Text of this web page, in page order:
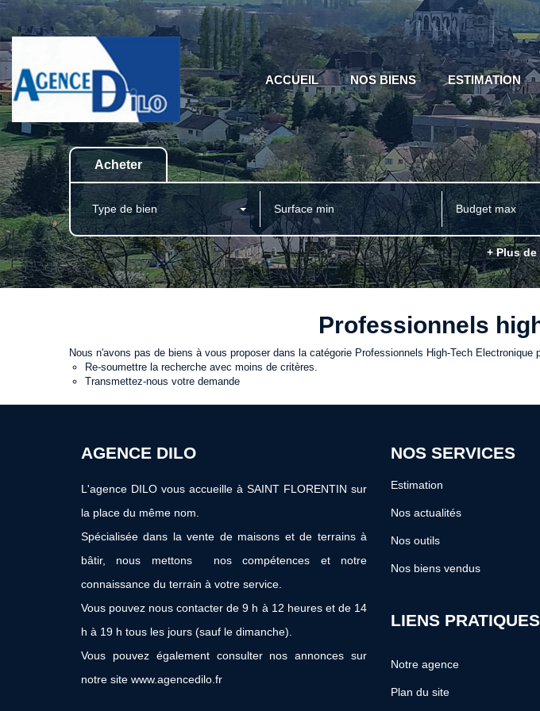
ACCUEIL NOS BIENS ESTIMATION
Acheter
Type de bien
+ Plus
Professionnels
Nous n'avons pas de biens à vous proposer dans la catégorie Professionnels High-Tech
Re-soumettre la recherche avec moins de critères.
Transmettez-nous votre demande
AGENCE DILO
L'agence DILO vous accueille à SAINT FLORENTIN sur
la place du même nom.
Spécialisée dans la vente de maisons et de terrains à
bâtir, nous mettons nos compétences et notre
connaissance du terrain à votre service.
Vous pouvez nous contacter de 9 h à 12 heures et de 14
h à 19 h tous les jours (sauf le dimanche).
Vous pouvez également consulter nos annonces sur
notre site www.agencedilo.fr
NOS SERVICES
Estimation
Nos actualités
Nos outils
Nos biens vendus
LIENS PRATIQUES
Notre agence
Plan du site